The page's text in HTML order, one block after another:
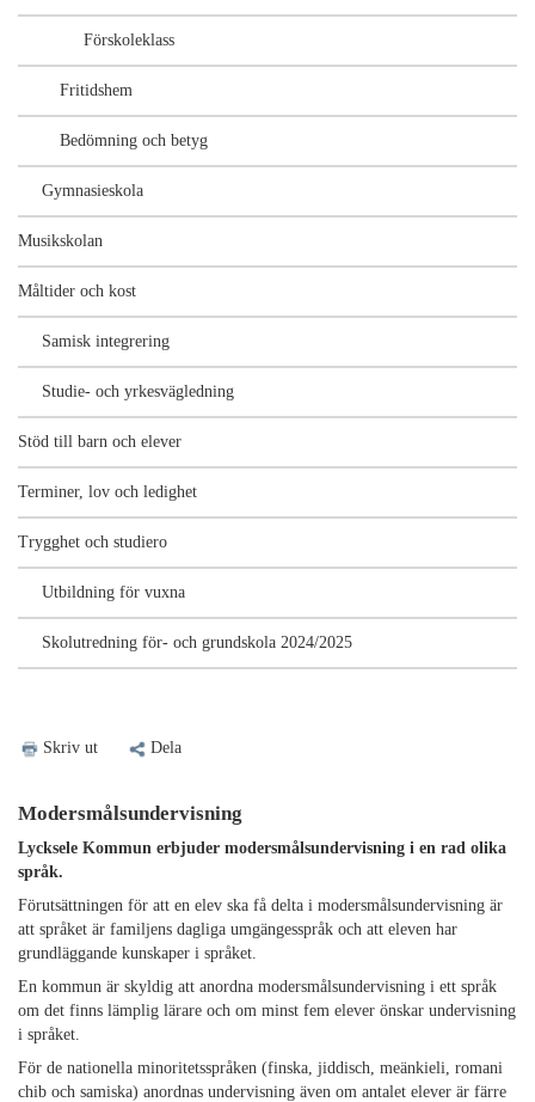
Förskoleklass
Fritidshem
Bedömning och betyg
Gymnasieskola
Musikskolan
Måltider och kost
Samisk integrering
Studie- och yrkesvägledning
Stöd till barn och elever
Terminer, lov och ledighet
Trygghet och studiero
Utbildning för vuxna
Skolutredning för- och grundskola 2024/2025
Skriv ut Dela
Modersmålsundervisning
Lycksele Kommun erbjuder modersmålsundervisning i en rad olika
språk.
Förutsättningen för att en elev ska få delta i modersmålsundervisning är
att språket är familjens dagliga umgängesspråk och att eleven har
grundläggande kunskaper i språket.
En kommun är skyldig att anordna modersmålsundervisning i ett språk
om det finns lämplig lärare och om minst fem elever önskar undervisning
i språket.
För de nationella minoritetsspråken (finska, jiddisch, meänkieli, romani
chib och samiska) anordnas undervisning även om antalet elever är färre